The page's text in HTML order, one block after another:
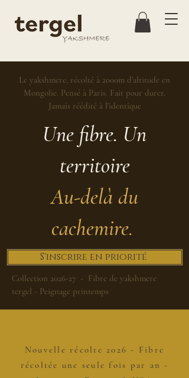
Le yakshmere, récolté à 2000m d'altitude en
Mongolie. Pensé à Paris. Fait pour durer.
Jamais réédité à l'identique
Une fibre. Un
territoire
Au-delà du
cachemire.
S'inscrire en priorité
Collection 2026-27 - Fibre de yakshmere
tergel - Peignage printemps
Nouvelle récolte 2026 - Fibre
récoltée une seule fois par an -